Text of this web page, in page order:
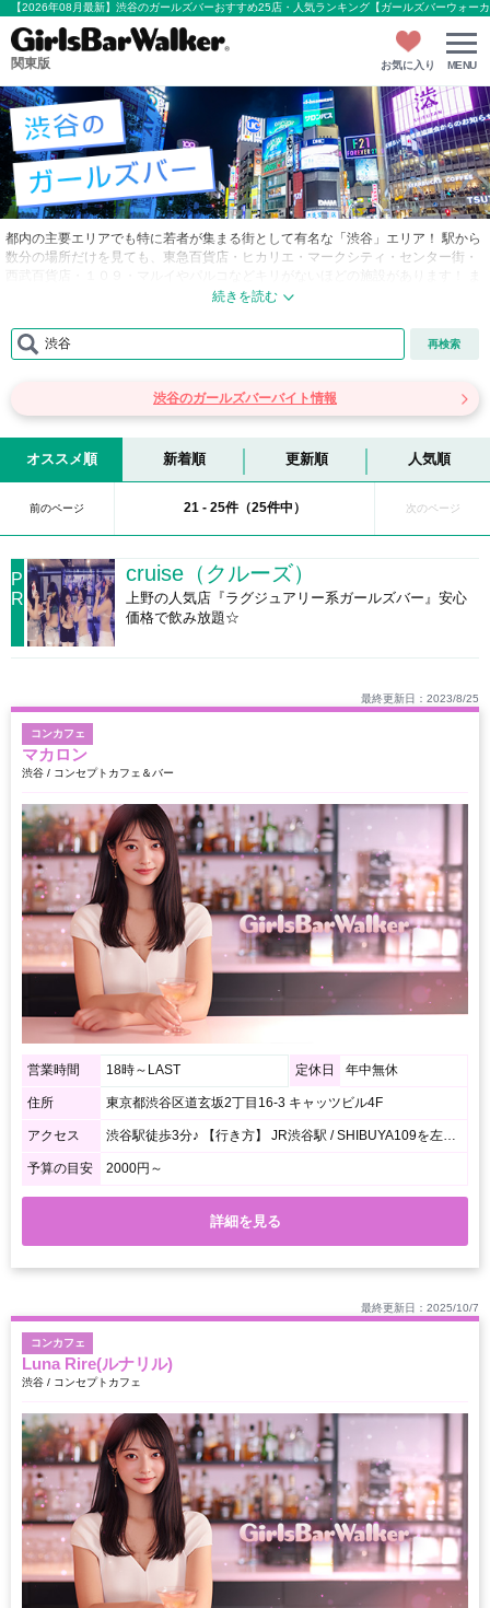
【2026年08月最新】渋谷のガールズバーおすすめ25店・人気ランキング【ガールズバーウォー
関東版 お気に入り MENU
都内の主要エリアでも特に若者が集まる街として有名な「渋谷」エリア！ 駅から
数分の場所だけを見ても、東急百貨店・ヒカリエ・マークシティ・センター街・
た、地上４階相当の銀座線ホームと地下５階の副都心線ホームの９階層分に山手
辺の特徴をまとめてみました。
み屋だらけ！！ “センター街のキャッチのお兄さん”も若者の街を象徴した個性を
持っており、独特のトークで通行人に声をかけまくっています。 居酒屋の客引き
たちをかわしながら歩くだけでも一苦労というぐらい、駅近くは多くの人で賑わ
っていますが、１本路地を入ったところ・駅から少し離れたところは意外と知ら
れていない穴場スポットが沢山！ 井の頭通りから渋谷パルコへ続く雑貨・ファッ
メディアで何かと話題の「奥渋」もそのうちの１つ！ 駅近くの喧騒がまるで嘘だ
ったかのように時間がゆったりと流れるオシャレな空間が広がっています。
渋谷 再検索
渋谷のガールズバーバイト情報
オススメ順 新着順 更新順 人気順
前のページ 21 - 25件（25件中） 次のページ
P
R
cruise（クルーズ）
上野の人気店『ラグジュアリー系ガールズバー』安心
価格で飲み放題☆
最終更新日：2023/8/25
コンカフェ
マカロン
渋谷 / コンセプトカフェ＆バー
営業時間 18時～LAST 定休日 年中無休
住所 東京都渋谷区道玄坂2丁目16-3 キャッツビル4F
アクセス 渋谷駅徒歩3分♪ 【行き方】 JR渋谷駅 / SHIBUYA109を左側に沿って歩いていき、200mほど進んだら右手に「しぶや百軒店」のアーチが出てきます。アーチの左側の黄色いビルの4階がマカロンです。
予算の目安 2000円～
詳細を見る
最終更新日：2025/10/7
コンカフェ
Luna Rire(ルナリル)
渋谷 / コンセプトカフェ